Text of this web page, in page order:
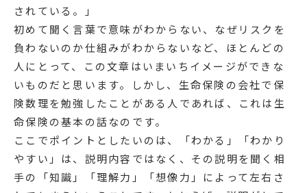
されている。」
初めて聞く言葉で意味がわからない、なぜリスクを
負わないのか仕組みがわからないなど、ほとんどの
人にとって、この文章はいまいちイメージができな
いものだと思います。しかし、生命保険の会社で保
険数理を勉強したことがある人であれば、これは生
命保険の基本の話なのです。
ここでポイントとしたいのは、「わかる」「わかり
やすい」は、説明内容ではなく、その説明を聞く相
手の「知識」「理解力」「想像力」によって左右さ